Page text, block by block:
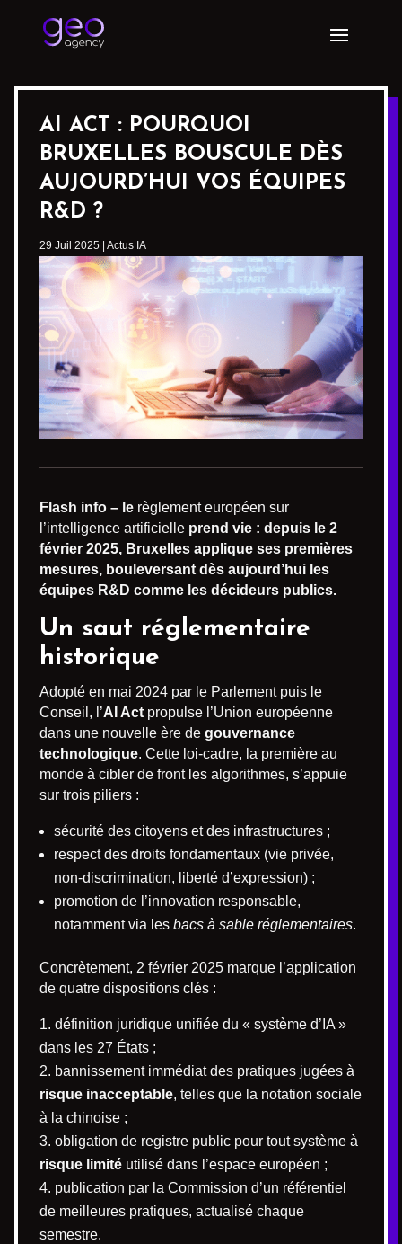
AI ACT : POURQUOI
BRUXELLES BOUSCULE DÈS
AUJOURD’HUI VOS ÉQUIPES
R&D ?
29 Juil 2025 Actus IA
Flash info – le règlement européen sur
l’intelligence artificielle prend vie : depuis le 2
février 2025, Bruxelles applique ses premières
mesures, bouleversant dès aujourd’hui les
équipes R&D comme les décideurs publics.
Un saut réglementaire
historique
Adopté en mai 2024 par le Parlement puis le
Conseil, l’AI Act propulse l’Union européenne
dans une nouvelle ère de gouvernance
technologique. Cette loi-cadre, la première au
monde à cibler de front les algorithmes, s’appuie
sur trois piliers :
sécurité des citoyens et des infrastructures ;
respect des droits fondamentaux (vie privée,
non-discrimination, liberté d’expression) ;
promotion de l’innovation responsable,
notamment via les bacs à sable réglementaires.
Concrètement, 2 février 2025 marque l’application
de quatre dispositions clés :
définition juridique unifiée du « système d’IA »
dans les 27 États ;
bannissement immédiat des pratiques jugées à
risque inacceptable, telles que la notation sociale
à la chinoise ;
obligation de registre public pour tout système à
risque limité utilisé dans l’espace européen ;
publication par la Commission d’un référentiel
de meilleures pratiques, actualisé chaque
semestre.